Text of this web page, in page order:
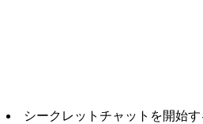
シークレットチャットを開始